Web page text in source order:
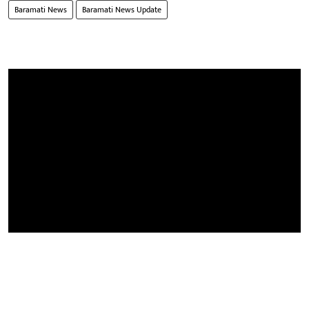
Baramati News
Baramati News Update